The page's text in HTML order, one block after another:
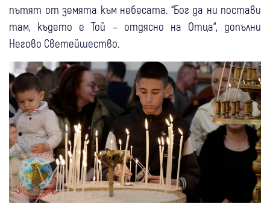
пътят от земята към небесата. “Бог да ни постави
там, където е Той – отдясно на Отца“, допълни
Негово Светейшество.